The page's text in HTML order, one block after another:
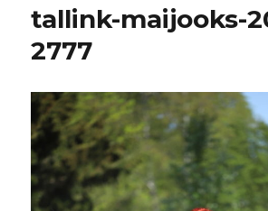
tallink-maijooks-
2777